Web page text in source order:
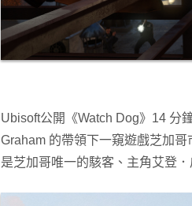
Ubisoft公開《Watch Dog》14 分
Graham 的帶領下一窺遊戲芝加
是芝加哥唯一的駭客、主角艾登